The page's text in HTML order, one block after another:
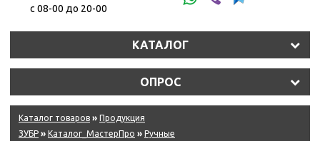
с 08-00 до 20-00
КАТАЛОГ
ОПРОС
Каталог товаров » Продукция
ЗУБР » Каталог_МастерПро » Ручные